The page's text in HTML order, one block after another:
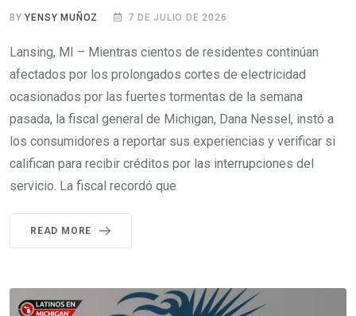
BYYENSY MUÑOZ 7 DE JULIO DE 2026
Lansing, MI – Mientras cientos de residentes continúan
afectados por los prolongados cortes de electricidad
ocasionados por las fuertes tormentas de la semana
pasada, la fiscal general de Michigan, Dana Nessel, instó a
los consumidores a reportar sus experiencias y verificar si
califican para recibir créditos por las interrupciones del
servicio. La fiscal recordó que
READ MORE